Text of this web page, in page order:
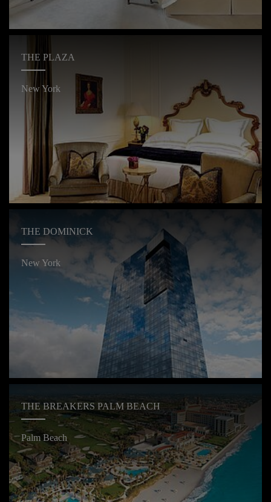
THE PLAZA
New York
THE DOMINICK
New York
THE BREAKERS PALM BEACH
Palm Beach